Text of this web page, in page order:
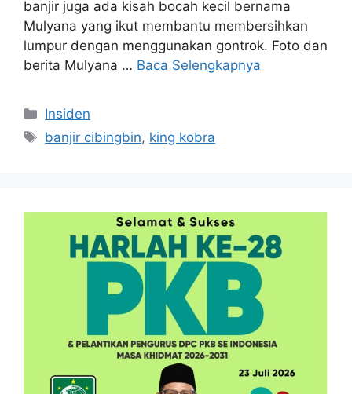
banjir juga ada kisah bocah kecil bernama
Mulyana yang ikut membantu membersihkan
lumpur dengan menggunakan gontrok. Foto dan
berita Mulyana … Baca Selengkapnya
Kategori
Insiden
Tag
banjir cibingbin, king kobra